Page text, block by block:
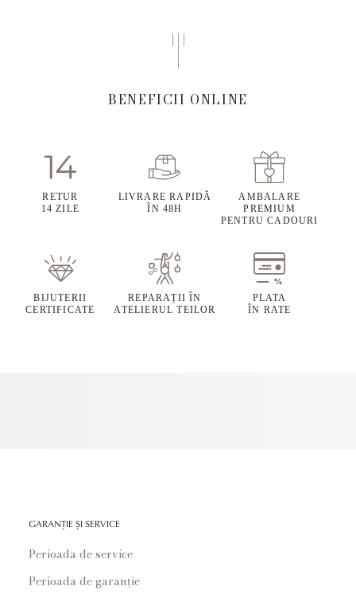
BENEFICII ONLINE
RETUR
14 ZILE
LIVRARE RAPIDĂ
ÎN 48H
AMBALARE
PREMIUM
PENTRU CADOURI
BIJUTERII
CERTIFICATE
REPARAȚII ÎN
ATELIERUL TEILOR
PLATA
ÎN RATE
GARANȚIE ȘI SERVICE
Perioada de service
Perioada de garanție